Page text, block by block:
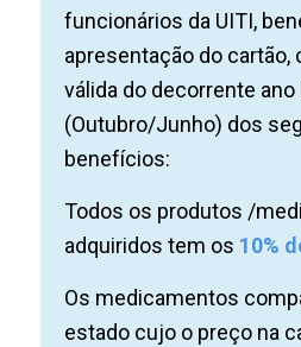
funcionários da UITI,
apresentação do cartão,
válida do decorrente
(Outubro/Junho) dos
benefícios:
Todos os produtos /
adquiridos tem os 10%
Os medicamentos
estado cujo o preço na